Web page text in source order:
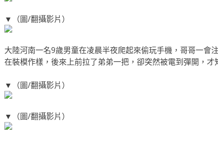
▼（圖/翻攝影片）
大陸河南一名9歲男童在凌晨半夜爬起來偷玩手機，哥哥一會
在裝模作樣，後來上前拉了弟弟一把，卻突然被電到彈開，才
▼（圖/翻攝影片）
▼（圖/翻攝影片）